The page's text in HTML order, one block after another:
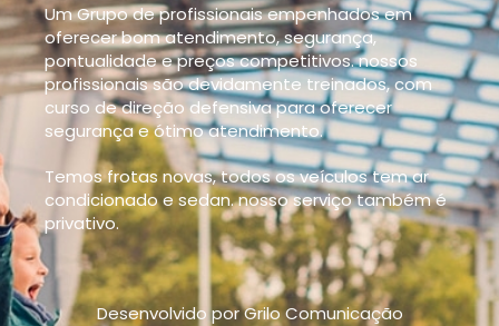
Um Grupo de profissionais empenhados em
oferecer bom atendimento, segurança,
pontualidade e preços competitivos. nossos
profissionais são devidamente treinados, com
curso de direção defensiva para oferecer
segurança e ótimo atendimento.
Temos frotas novas, todos os veículos tem ar
condicionado e sedan. nosso serviço também é
privativo.
Desenvolvido por Grilo Comunicação